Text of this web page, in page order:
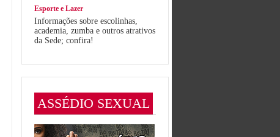
Esporte e Lazer
Informações sobre escolinhas,
academia, zumba e outros atrativos
da Sede; confira!
ASSÉDIO SEXUAL